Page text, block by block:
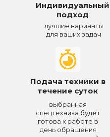
выбранная
спецтехника будет
готова к работе в
день обращения
Подача техники в
течение суток
Индивидуальный
подход
лучшие варианты
для ваших задач